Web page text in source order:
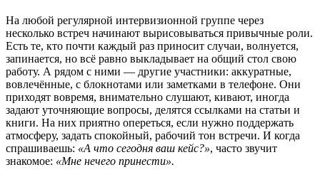
На любой регулярной интервизионной группе через
несколько встреч начинают вырисовываться привычные роли.
Есть те, кто почти каждый раз приносит случаи, волнуется,
запинается, но всё равно выкладывает на общий стол свою
работу. А рядом с ними — другие участники: аккуратные,
вовлечённые, с блокнотами или заметками в телефоне. Они
приходят вовремя, внимательно слушают, кивают, иногда
задают уточняющие вопросы, делятся ссылками на статьи и
книги. На них приятно опереться, если нужно поддержать
атмосферу, задать спокойный, рабочий тон встречи. И когда
спрашиваешь: «А что сегодня ваш кейс?», часто звучит
знакомое: «Мне нечего принести».